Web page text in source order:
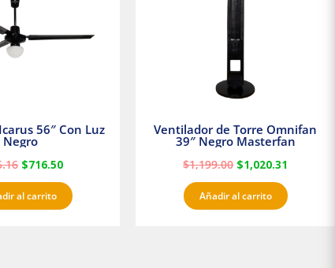
56″ Con Luz
Negro
$716.50
al carrito
Ventilador de Torre Omnifan
39″ Negro Masterfan
$1,199.00 $1,020.31
Añadir al carrito